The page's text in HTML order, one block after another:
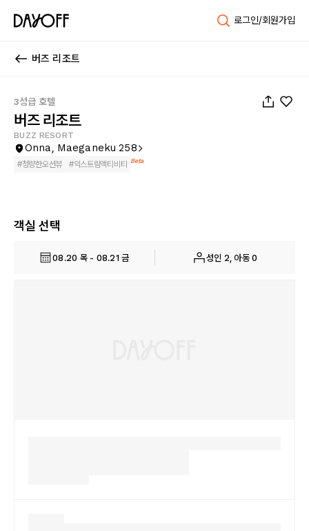
로그인/회원가입
버즈 리조트
3성급 호텔
버즈 리조트
BUZZ RESORT
Onna, Maeganeku 258
#청량한오션뷰 #익스트림액티비티 Beta
객실 선택
08.20 목 - 08.21 금 성인 2, 아동 0